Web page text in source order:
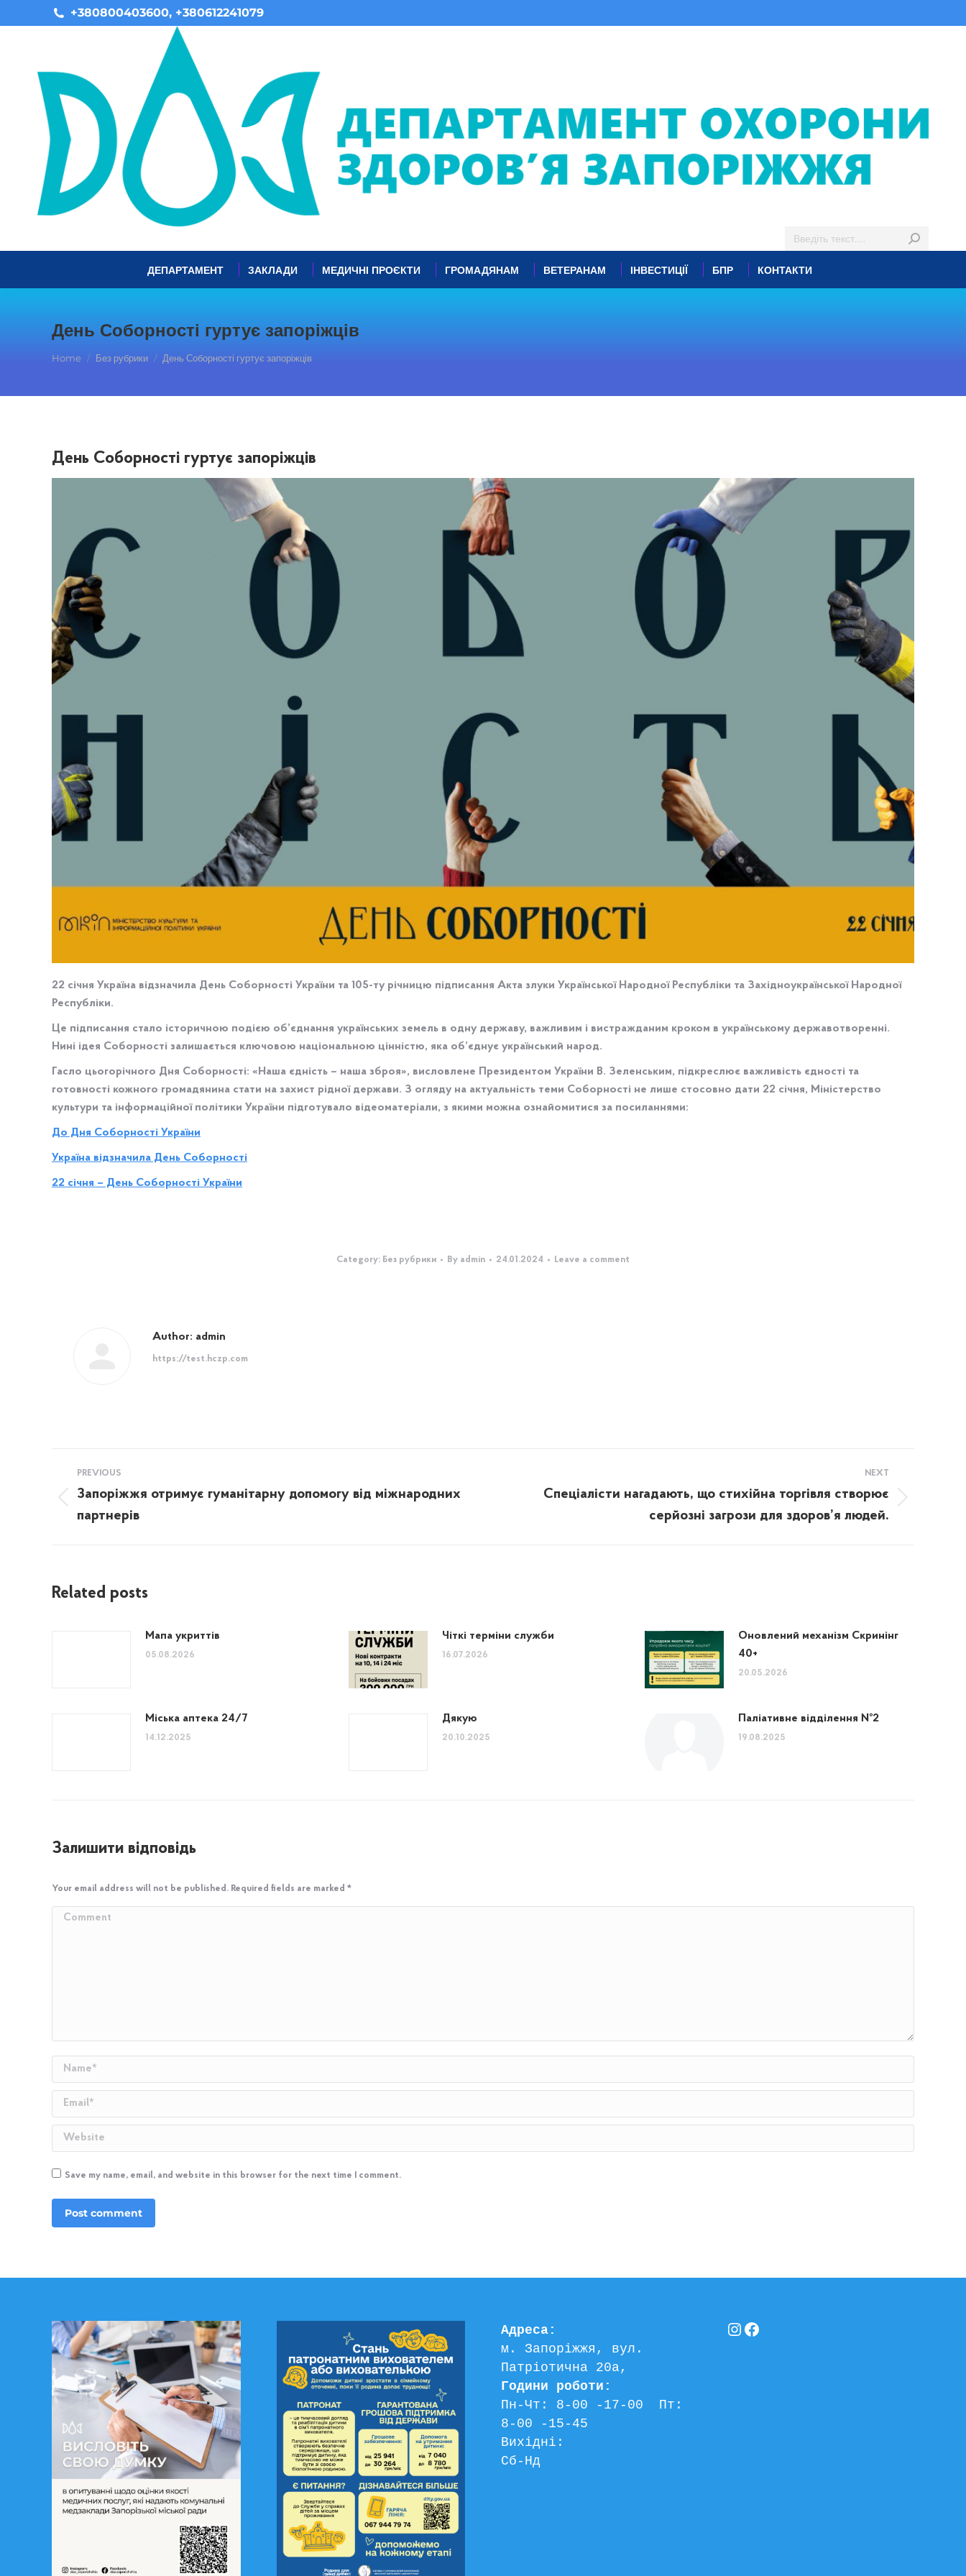
+380800403600, +380612241079
ДЕПАРТАМЕНТ ЗАКЛАДИ МЕДИЧНІ ПРОЄКТИ ГРОМАДЯНАМ ВЕТЕРАНАМ ІНВЕСТИЦІЇ БПР КОНТАКТИ
День Соборності гуртує запоріжців
You are here:
Home Без рубрики День Соборності гуртує запоріжців
День Соборності гуртує запоріжців
22 січня Україна відзначила День Соборності України та 105-ту річницю підписання Акта злуки Української Народної Республіки та Західноукраїнської Народної
Республіки.
Це підписання стало історичною подією об’єднання українських земель в одну державу, важливим і вистражданим кроком в українському державотворенні.
Нині ідея Соборності залишається ключовою національною цінністю, яка об’єднує український народ.
Гасло цьогорічного Дня Соборності: «Наша єдність – наша зброя», висловлене Президентом України В. Зеленським, підкреслює важливість єдності та
готовності кожного громадянина стати на захист рідної держави. З огляду на актуальність теми Соборності не лише стосовно дати 22 січня, Міністерство
культури та інформаційної політики України підготувало відеоматеріали, з якими можна ознайомитися за посиланнями:
До Дня Соборності України
Україна відзначила День Соборності
22 січня – День Соборності України
Category: Без рубрики By admin 24.01.2024 Leave a comment
Author: admin
https://test.hczp.com
Post
navigation
PREVIOUS
Previous
post:
Запоріжжя отримує гуманітарну допомогу від міжнародних
партнерів
NEXT
Спеціалісти нагадають, що стихійна торгівля створює
серйозні загрози для здоров’я людей.
Related posts
Мапа укриттів
05.08.2026
Чіткі терміни служби
16.07.2026
Оновлений механізм Скринінг
40+
20.05.2026
Міська аптека 24/7
14.12.2025
Дякую
20.10.2025
Паліативне відділення №2
19.08.2025
Залишити відповідь
Your email address will not be published. Required fields are marked *
Comment
Name *
Email *
Website
Save my name, email, and website in this browser for the next time I comment.
Post comment
Адреса:
м. Запоріжжя, вул.
Патріотична 20а,
Години роботи:
Пн-Чт: 8-00 -17-00  Пт:
8-00 -15-45
Вихідні:
Сб-Нд
Instagram
Facebook